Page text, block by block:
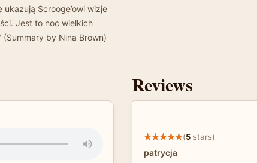
Scrooge’owi wizje
Jest to noc wielkich
by Nina Brown)
Reviews
(5 stars)
patrycja